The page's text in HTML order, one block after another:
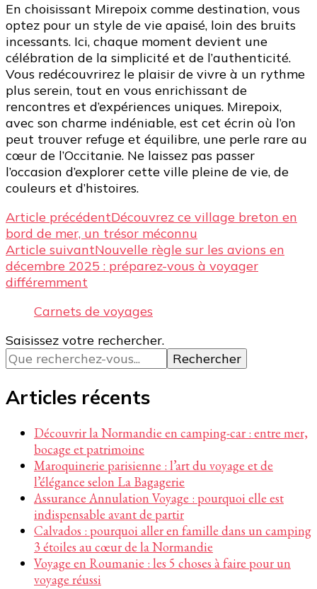
En choisissant Mirepoix comme destination, vous
optez pour un style de vie apaisé, loin des bruits
incessants. Ici, chaque moment devient une
célébration de la simplicité et de l’authenticité.
Vous redécouvrirez le plaisir de vivre à un rythme
plus serein, tout en vous enrichissant de
rencontres et d’expériences uniques. Mirepoix,
avec son charme indéniable, est cet écrin où l’on
peut trouver refuge et équilibre, une perle rare au
cœur de l’Occitanie. Ne laissez pas passer
l’occasion d’explorer cette ville pleine de vie, de
couleurs et d’histoires.
Navigation
d’article
Article précédentDécouvrez ce village breton en
bord de mer, un trésor méconnu
Article suivantNouvelle règle sur les avions en
décembre 2025 : préparez-vous à voyager
différemment
Carnets de voyages
Vous
recherchiez
quelque
chose ?
Saisissez votre rechercher.
Articles récents
Découvrir la Normandie en camping-car : entre mer,
bocage et patrimoine
Maroquinerie parisienne : l’art du voyage et de
l’élégance selon La Bagagerie
Assurance Annulation Voyage : pourquoi elle est
indispensable avant de partir
Calvados : pourquoi aller en famille dans un camping
3 étoiles au cœur de la Normandie
Voyage en Roumanie : les 5 choses à faire pour un
voyage réussi